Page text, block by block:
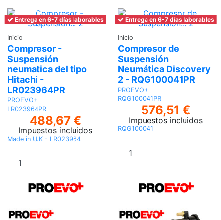
Entrega en 6-7 días laborables
Inicio
Compresor -
Suspensión
neumatica del tipo
Hitachi -
LR023964PR
PROEVO+
LR023964PR
488,67 €
Impuestos incluidos
Made in U.K - LR023964
Entrega en 6-7 días laborables
Inicio
Compresor de
Suspensión
Neumática Discovery
2 - RQG100041PR
PROEVO+
RQG100041PR
576,51 €
Impuestos incluidos
RQG100041